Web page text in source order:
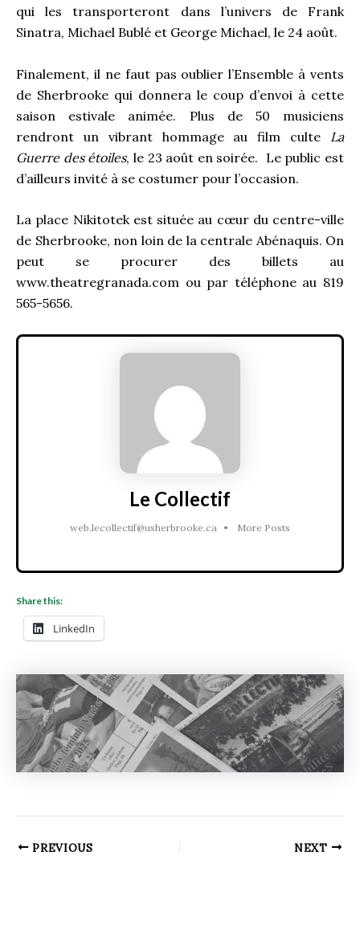
qui les transporteront dans l’univers de Frank
Sinatra, Michael Bublé et George Michael, le 24 août.
Finalement, il ne faut pas oublier l’Ensemble à vents
de Sherbrooke qui donnera le coup d’envoi à cette
saison estivale animée. Plus de 50 musiciens
rendront un vibrant hommage au film culte La
Guerre des étoiles, le 23 août en soirée. Le public est
d’ailleurs invité à se costumer pour l’occasion.
La place Nikitotek est située au cœur du centre-ville
de Sherbrooke, non loin de la centrale Abénaquis. On
peut se procurer des billets au
www.theatregranada.com ou par téléphone au 819
565-5656.
Le Collectif
web.lecollectif@usherbrooke.ca • More Posts
Share this:
LinkedIn
PREVIOUS NEXT